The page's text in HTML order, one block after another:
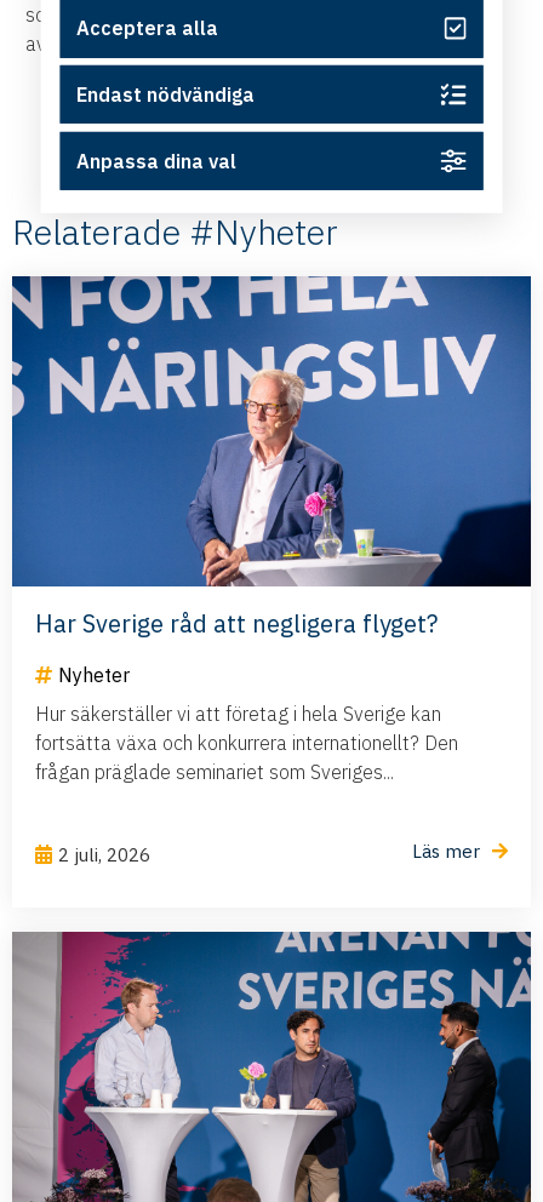
som överlämnas till regeringen den 30 september,
avslutar Simon Helmér.
Relaterade #Nyheter
Har Sverige råd att negligera flyget?
Nyheter
Hur säkerställer vi att företag i hela Sverige kan
fortsätta växa och konkurrera internationellt? Den
frågan präglade seminariet som Sveriges...
2 juli, 2026 Läs mer
Acceptera alla
Endast nödvändiga
Anpassa dina val